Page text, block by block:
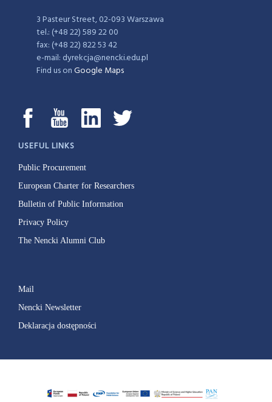
3 Pasteur Street, 02-093 Warszawa
tel.: (+48 22) 589 22 00
fax: (+48 22) 822 53 42
e-mail: dyrekcja@nencki.edu.pl
Find us onGoogle Maps
USEFUL LINKS
Public Procurement
European Charter for Researchers
Bulletin of Public Information
Privacy Policy
The Nencki Alumni Club
Mail
Nencki Newsletter
Deklaracja dostępności